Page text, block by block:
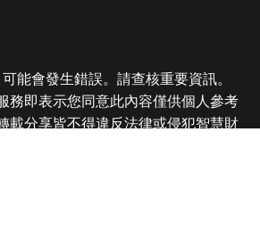
能會發生錯誤。請查核重要資訊。
務即表示您同意此內容僅供個人參考
載分享皆不得違反法律或侵犯智慧財